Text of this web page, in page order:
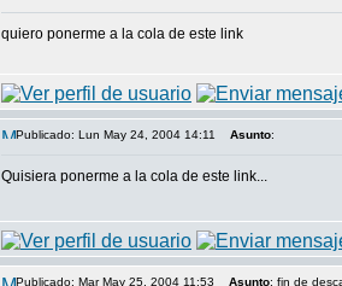
quiero ponerme a la cola de este link
Publicado: Lun May 24, 2004 14:11 Asunto:
Quisiera ponerme a la cola de este link...
Publicado: Mar May 25, 2004 11:53 Asunto: fin de